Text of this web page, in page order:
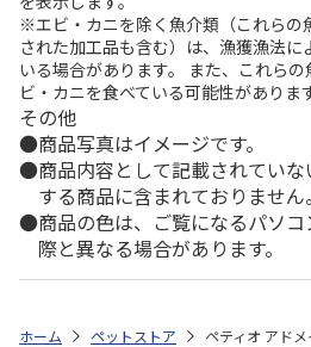
※エビ・カニを除く魚介類（これらの
された加工品も含む）は、漁獲漁法に
いる場合があります。 また、これら
ビ・カニを食べている可能性がありま
その他
商品写真はイメージです。
商品内容として記載されてい
する商品に含まれておりません。
商品の色は、ご覧になるパソ
際と異なる場合があります。
ホーム ペットストア ペティオ アド